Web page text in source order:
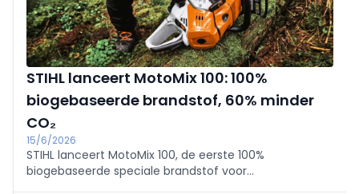
STIHL lanceert MotoMix 100: 100%
biogebaseerde brandstof, 60% minder
CO₂
15/6/2026
STIHL lanceert MotoMix 100, de eerste 100%
biogebaseerde speciale brandstof voor